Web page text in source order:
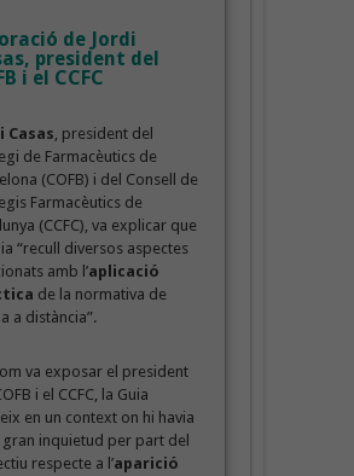
de Jordi
president del
i el CCFC
Casas, president del
de Farmacèutics de
(COFB) i del Consell de
Farmacèutics de
(CCFC), va explicar que
“recull diversos aspectes
amb l’aplicació
de la normativa de
a distància”.
va exposar el president
i el CCFC, la Guia
en un context on hi havia
gran inquietud per part del
respecte a l’aparició